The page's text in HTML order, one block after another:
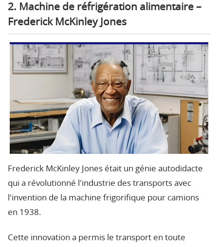
2. Machine de réfrigération alimentaire –
Frederick McKinley Jones
Frederick McKinley Jones était un génie autodidacte
qui a révolutionné l'industrie des transports avec
l'invention de la machine frigorifique pour camions
en 1938.
Cette innovation a permis le transport en toute